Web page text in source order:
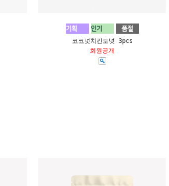
코코넛치킨도넛 3pcs
회원공개